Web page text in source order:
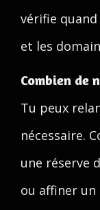
vérifie
et les
Combien de
Tu peux
nécessaire.
une réserve
ou affiner